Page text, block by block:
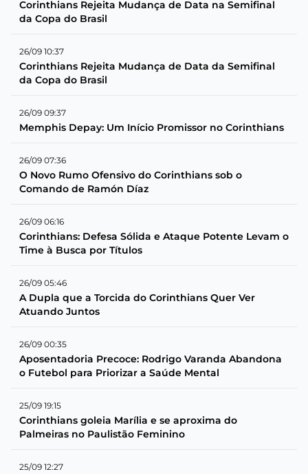
Corinthians Rejeita Mudança de Data na Semifinal
da Copa do Brasil
26/09 10:37
Corinthians Rejeita Mudança de Data da Semifinal
da Copa do Brasil
26/09 09:37
Memphis Depay: Um Início Promissor no Corinthians
26/09 07:36
O Novo Rumo Ofensivo do Corinthians sob o
Comando de Ramón Díaz
26/09 06:16
Corinthians: Defesa Sólida e Ataque Potente Levam o
Time à Busca por Títulos
26/09 05:46
A Dupla que a Torcida do Corinthians Quer Ver
Atuando Juntos
26/09 00:35
Aposentadoria Precoce: Rodrigo Varanda Abandona
o Futebol para Priorizar a Saúde Mental
25/09 19:15
Corinthians goleia Marília e se aproxima do
Palmeiras no Paulistão Feminino
25/09 12:27